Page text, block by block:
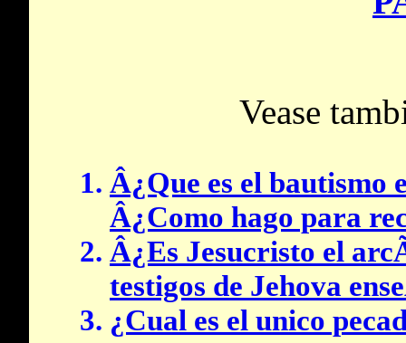
Vease
Â¿Que es el bautismo
Â¿Como hago para
Â¿Es Jesucristo el
testigos de Jehova
¿Cual es el unico